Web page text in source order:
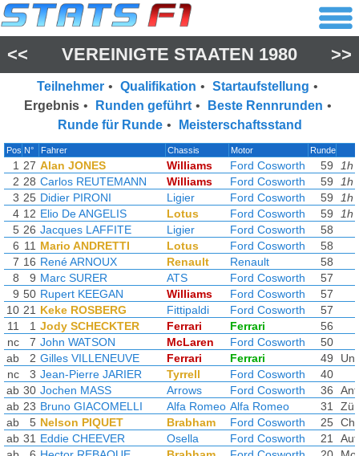
<< VEREINIGTE STAATEN 1980 >>
Teilnehmer • Qualifikation • Startaufstellung •
Ergebnis • Runden geführt • Beste Rennrunden •
Runde für Runde • Meisterschaftsstand
Pos N° Fahrer Chassis Motor Runde
1 27 Alan JONES Williams Ford Cosworth 59
1h
2 28 Carlos REUTEMANN Williams Ford Cosworth 59
1h
3 25 Didier PIRONI Ligier Ford Cosworth 59
1h
4 12 Elio De ANGELIS Lotus Ford Cosworth 59
1h
5 26 Jacques LAFFITE Ligier Ford Cosworth
58
6 11 Mario ANDRETTI Lotus Ford Cosworth
58
7 16 René ARNOUX Renault Renault
58
8
9 Marc SURER ATS Ford Cosworth
57
9 50 Rupert KEEGAN Williams Ford Cosworth
57
10 21 Keke ROSBERG Fittipaldi Ford Cosworth
57
11
1 Jody SCHECKTER Ferrari Ferrari
56
nc
7 John WATSON McLaren Ford Cosworth
50
ab
2 Gilles VILLENEUVE Ferrari Ferrari 49
nc
3 Jean-Pierre JARIER Tyrrell Ford Cosworth
40
ab 30 Jochen MASS Arrows Ford Cosworth 36
ab 23 Bruno GIACOMELLI Alfa Romeo Alfa Romeo 31
ab
5 Nelson PIQUET Brabham Ford Cosworth 25
ab 31 Eddie CHEEVER Osella Ford Cosworth 21